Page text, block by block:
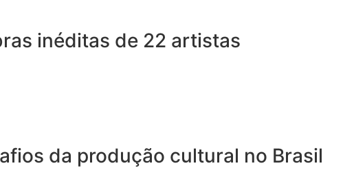
inéditas de 22 artistas
da produção cultural no Brasil